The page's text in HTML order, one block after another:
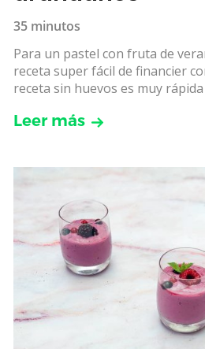
35 minutos
Para un pastel con fruta de
receta super fácil de financier
receta sin huevos es muy
Leer más